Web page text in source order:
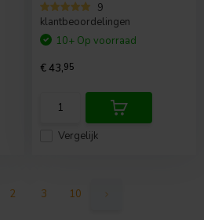
9
klantbeoordelingen
Vergelijk
10+ Op voorraad
€ 43,95
2 3 10